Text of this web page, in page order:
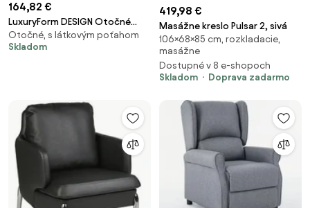
164,82 €
LuxuryForm DESIGN Otočné
kreslo AURORA VELUR na čiernom
tanieri - tmavo šedé
Otočné, s látkovým poťahom
Skladom
419,98 €
Masážne kreslo Pulsar 2, sivá
106×68×85 cm, rozkladacie,
masážne
Dostupné v 8 e-shopoch
Skladom
Doprava zadarmo